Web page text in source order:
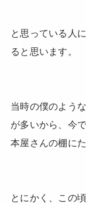
と思っている人
ると思います。
当時の僕のよう
が多いから、今
本屋さんの棚に
とにかく、この